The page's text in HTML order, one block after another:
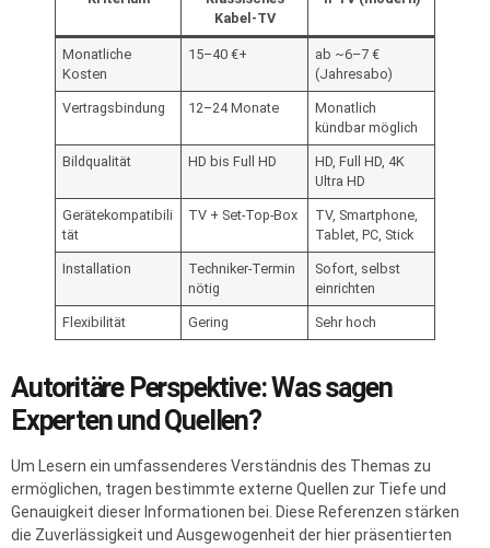
Kabel-TV
Monatliche
Kosten
15–40 €+
ab ~6–7 €
(Jahresabo)
Vertragsbindung 12–24 Monate
Monatlich
kündbar möglich
Bildqualität HD bis Full HD
HD, Full HD, 4K
Ultra HD
Gerätekompatibili
tät
TV + Set-Top-Box
TV, Smartphone,
Tablet, PC, Stick
Installation
Techniker-Termin
nötig
Sofort, selbst
einrichten
Flexibilität Gering Sehr hoch
Autoritäre Perspektive: Was sagen
Experten und Quellen?
Um Lesern ein umfassenderes Verständnis des Themas zu
ermöglichen, tragen bestimmte externe Quellen zur Tiefe und
Genauigkeit dieser Informationen bei. Diese Referenzen stärken
die Zuverlässigkeit und Ausgewogenheit der hier präsentierten